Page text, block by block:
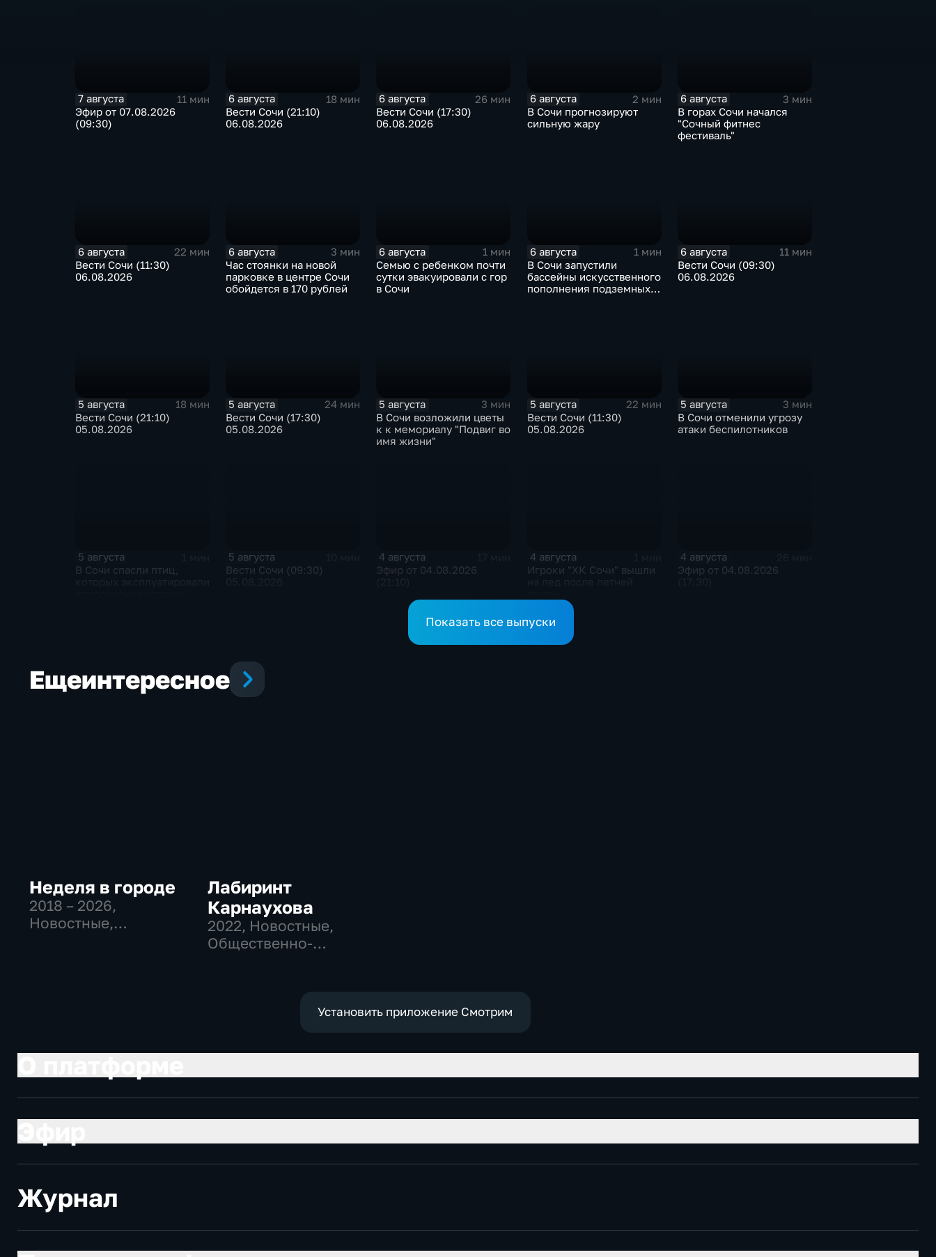
7 августа
11 мин
Эфир от 07.08.2026
(09:30)
6 августа
18 мин
Вести Сочи (21:10)
06.08.2026
6 августа
26 мин
Вести Сочи (17:30)
06.08.2026
6 августа
2 мин
В Сочи прогнозируют
сильную жару
6 августа
3 мин
В горах Сочи начался
"Сочный фитнес
фестиваль"
6 августа
22 мин
Вести Сочи (11:30)
06.08.2026
6 августа
3 мин
Час стоянки на новой
парковке в центре Сочи
обойдется в 170 рублей
6 августа
1 мин
Семью с ребенком почти
сутки эвакуировали с гор
в Сочи
6 августа
1 мин
В Сочи запустили
бассейны искусственного
пополнения подземных
6 августа
11 мин
Вести Сочи (09:30)
06.08.2026
5 августа
18 мин
Вести Сочи (21:10)
05.08.2026
5 августа
24 мин
Вести Сочи (17:30)
05.08.2026
5 августа
3 мин
В Сочи возложили цветы
к к мемориалу "Подвиг во
имя жизни"
5 августа
22 мин
Вести Сочи (11:30)
05.08.2026
5 августа
3 мин
В Сочи отменили угрозу
атаки беспилотников
5 августа
В Сочи спасли птиц,
5 августа
Вести Сочи (09:30)
4 августа
Эфир от 04.08.2026
4 августа
Игроки "ХК Сочи" вышли
4 августа
Эфир от 04.08.2026
Показать все выпуски
Ещеинтересное
Неделя в городе
2018 – 2026,
Новостные,
Лабиринт
Карнаухова
2022, Новостные,
Общественно-
Установить приложение Смотрим
Журнал